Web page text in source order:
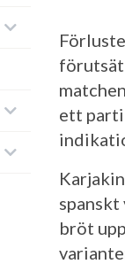
ett parti
bröt